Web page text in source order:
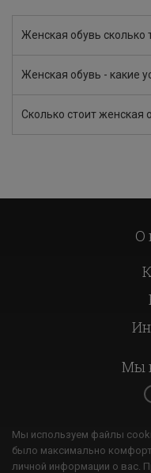
Женская обувь сколько
Женская обувь - какие
Сколько стоит женская
О
Мы
Мы используем файлы
было максимально
личной информации о вас.